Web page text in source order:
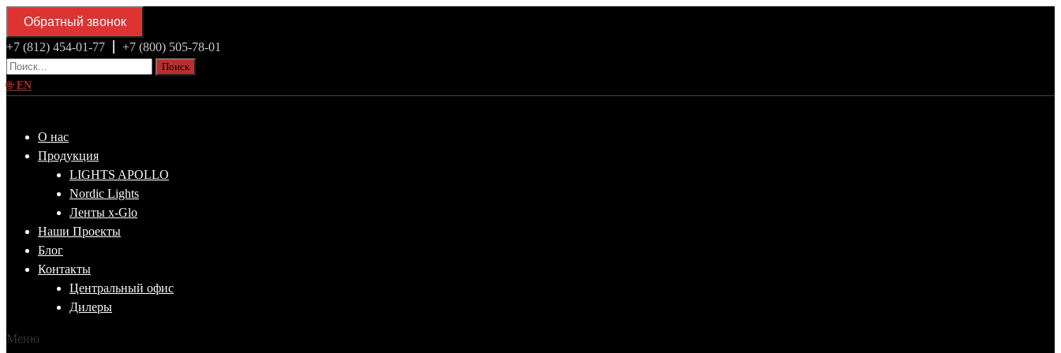
Обратный звонок
+7 (812) 454-01-77
+7 (800) 505-78-01
Поиск
🌐 EN
О нас
Продукция
LIGHTS APOLLO
Nordic Lights
Ленты x-Glo
Наши Проекты
Блог
Контакты
Центральный офис
Дилеры
Меню